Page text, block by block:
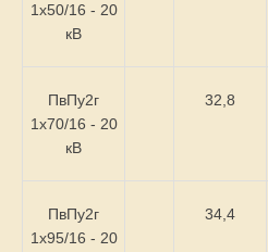
1х50/16 - 20
кВ
ПвПу2г
1х70/16 - 20
кВ
32,8
ПвПу2г
1х95/16 - 20
34,4